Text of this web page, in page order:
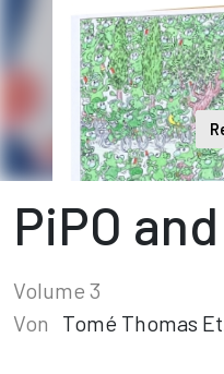
PiPO
Volume 3
Von
Tomé Thomas